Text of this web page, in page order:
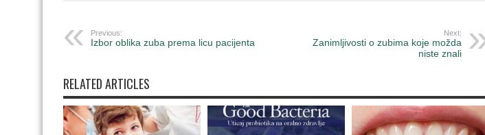
Previous:
Izbor oblika zuba prema licu pacijenta
Next:
Zanimljivosti o zubima koje možda
niste znali
RELATED ARTICLES